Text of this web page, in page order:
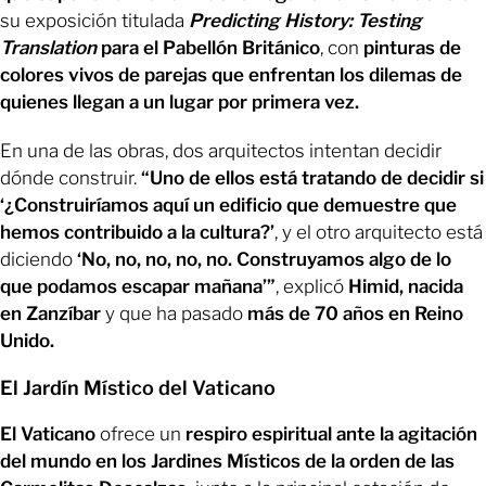
su exposición titulada Predicting History: Testing
Translationpara el Pabellón Británico, con pinturas de
colores vivos de parejas que enfrentan los dilemas de
quienes llegan a un lugar por primera vez.
En una de las obras, dos arquitectos intentan decidir
dónde construir. “Uno de ellos está tratando de decidir si
‘¿Construiríamos aquí un edificio que demuestre que
hemos contribuido a la cultura?’, y el otro arquitecto está
diciendo ‘No, no, no, no, no. Construyamos algo de lo
que podamos escapar mañana’”, explicó Himid, nacida
en Zanzíbar y que ha pasado más de 70 años en Reino
Unido.
El Jardín Místico del Vaticano
El Vaticano ofrece un respiro espiritual ante la agitación
del mundo en los Jardines Místicos de la orden de las